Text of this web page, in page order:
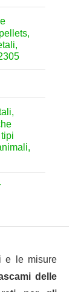
e le misure
delle